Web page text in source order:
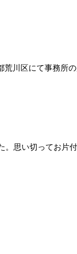
荒川区にて事務所
思い切ってお片